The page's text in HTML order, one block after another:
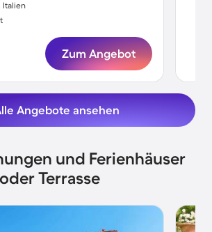
Italien
Zum Angebot
Angebote ansehen
und Ferienhäuser
Terrasse